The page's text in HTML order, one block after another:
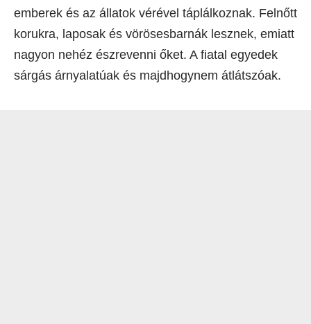
emberek és az állatok vérével táplálkoznak. Felnőtt
korukra, laposak és vörösesbarnák lesznek, emiatt
nagyon nehéz észrevenni őket. A fiatal egyedek
sárgás árnyalatúak és majdhogynem átlátszóak.